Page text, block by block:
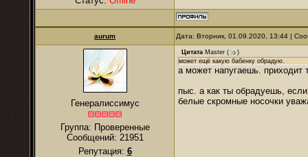
аurum Дата: Вторник, 01.09.2020, 13:44 |
Генералиссимус
Группа: Проверенные
Сообщений: 21951
Репутация: 6
Цитата Master (
)
может ещё какую бабенку обрадую.
а может напугаешь. приходит
пыс. а как ты обрадуешь,
белые скромные носочки